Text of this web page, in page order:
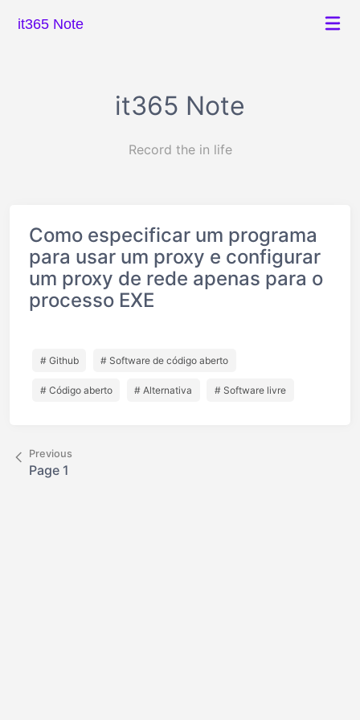
it365 Note
it365 Note
Record the in life
Como especificar um programa
para usar um proxy e configurar
um proxy de rede apenas para o
processo EXE
# Github # Software de código aberto
# Código aberto # Alternativa # Software livre
Previous
Page 1